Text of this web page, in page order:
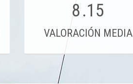
8.15
VALORACIÓN MEDIA